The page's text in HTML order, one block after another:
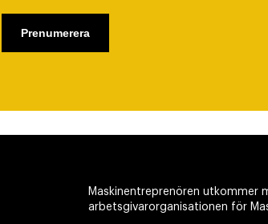
Maskinentreprenören utkommer
arbetsgivarorganisationen för